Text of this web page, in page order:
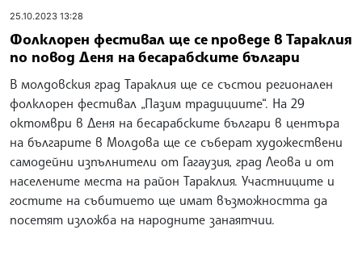
25.10.2023 13:28
Фолклорен фестивал ще се проведе в Тараклия
по повод Деня на бесарабските българи
В молдовския град Тараклия ще се състои регионален
фолклорен фестивал „Пазим традициите“. На 29
октомври в Деня на бесарабските българи в центъра
на българите в Молдова ще се съберат художествени
самодейни изпълнители от Гагаузия, град Леова и от
населените места на район Тараклия. Участниците и
гостите на събитието ще имат възможността да
посетят изложба на народните занаятчии.